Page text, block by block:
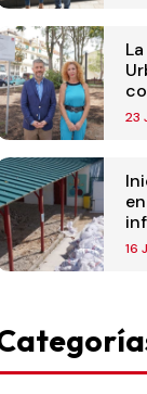
la
23
16